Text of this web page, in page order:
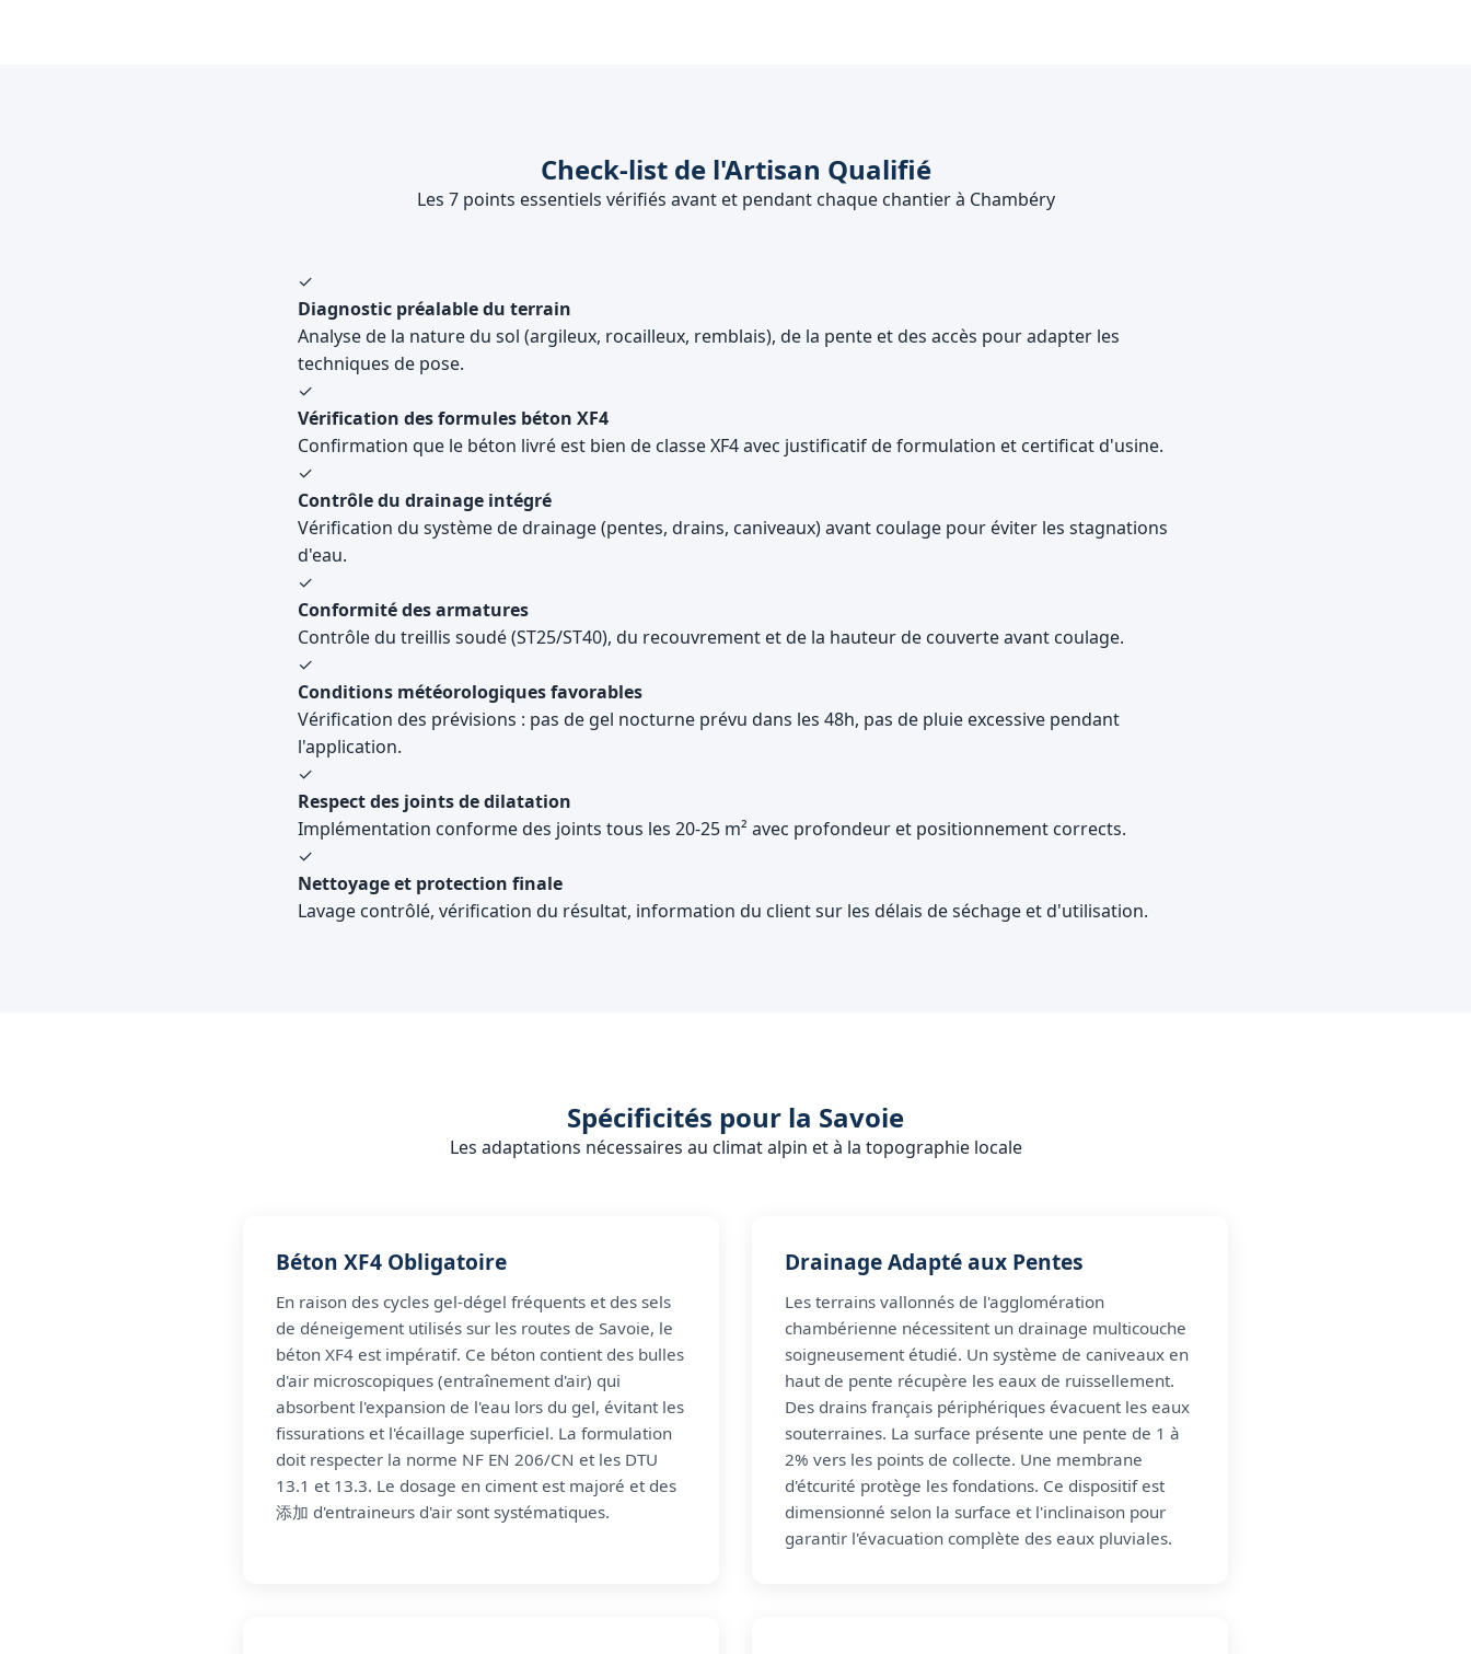
Check-list de l'Artisan Qualifié
Les 7 points essentiels vérifiés avant et pendant chaque chantier à Chambéry
✓
Diagnostic préalable du terrain
Analyse de la nature du sol (argileux, rocailleux, remblais), de la pente et des accès pour adapter les
techniques de pose.
✓
Vérification des formules béton XF4
Confirmation que le béton livré est bien de classe XF4 avec justificatif de formulation et certificat d'usine.
✓
Contrôle du drainage intégré
Vérification du système de drainage (pentes, drains, caniveaux) avant coulage pour éviter les stagnations
d'eau.
✓
Conformité des armatures
Contrôle du treillis soudé (ST25/ST40), du recouvrement et de la hauteur de couverte avant coulage.
✓
Conditions météorologiques favorables
Vérification des prévisions : pas de gel nocturne prévu dans les 48h, pas de pluie excessive pendant
l'application.
✓
Respect des joints de dilatation
Implémentation conforme des joints tous les 20-25 m² avec profondeur et positionnement corrects.
✓
Nettoyage et protection finale
Lavage contrôlé, vérification du résultat, information du client sur les délais de séchage et d'utilisation.
Spécificités pour la Savoie
Les adaptations nécessaires au climat alpin et à la topographie locale
Béton XF4 Obligatoire
En raison des cycles gel-dégel fréquents et des sels
de déneigement utilisés sur les routes de Savoie, le
béton XF4 est impératif. Ce béton contient des bulles
d'air microscopiques (entraînement d'air) qui
absorbent l'expansion de l'eau lors du gel, évitant les
fissurations et l'écaillage superficiel. La formulation
doit respecter la norme NF EN 206/CN et les DTU
13.1 et 13.3. Le dosage en ciment est majoré et des
添加 d'entraineurs d'air sont systématiques.
Drainage Adapté aux Pentes
Les terrains vallonnés de l'agglomération
chambérienne nécessitent un drainage multicouche
soigneusement étudié. Un système de caniveaux en
haut de pente récupère les eaux de ruissellement.
Des drains français périphériques évacuent les eaux
souterraines. La surface présente une pente de 1 à
2% vers les points de collecte. Une membrane
d'étcurité protège les fondations. Ce dispositif est
dimensionné selon la surface et l'inclinaison pour
garantir l'évacuation complète des eaux pluviales.